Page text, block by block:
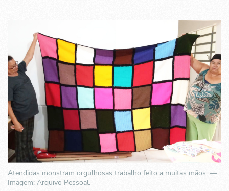
Atendidas monstram orgulhosas trabalho feito a muitas mãos. —
Imagem: Arquivo Pessoal.